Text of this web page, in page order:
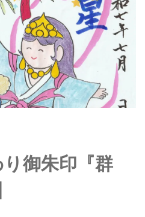
問い合わせ
62-2107
り御朱印『群